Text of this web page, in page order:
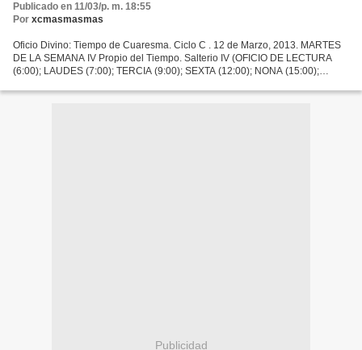
Publicado en 11/03/p. m. 18:55
Por xcmasmasmas
Oficio Divino: Tiempo de Cuaresma. Ciclo C . 12 de Marzo, 2013. MARTES
DE LA SEMANA IV Propio del Tiempo. Salterio IV (OFICIO DE LECTURA
(6:00); LAUDES (7:00); TERCIA (9:00); SEXTA (12:00); NONA (15:00);
Publicidad